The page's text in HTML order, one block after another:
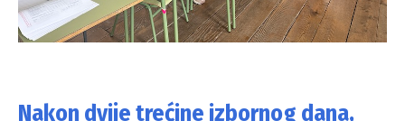
Nakon dvije trećine izbornog dana,